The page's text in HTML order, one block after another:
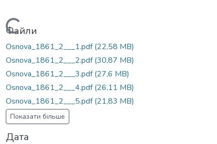
Вантажиться...
Файли
Osnova_1861_2___1.pdf(22,58 MB)
Osnova_1861_2___2.pdf(30,87 MB)
Osnova_1861_2___3.pdf(27,6 MB)
Osnova_1861_2___4.pdf(26,11 MB)
Osnova_1861_2___5.pdf(21,83 MB)
Показати більше
Дата